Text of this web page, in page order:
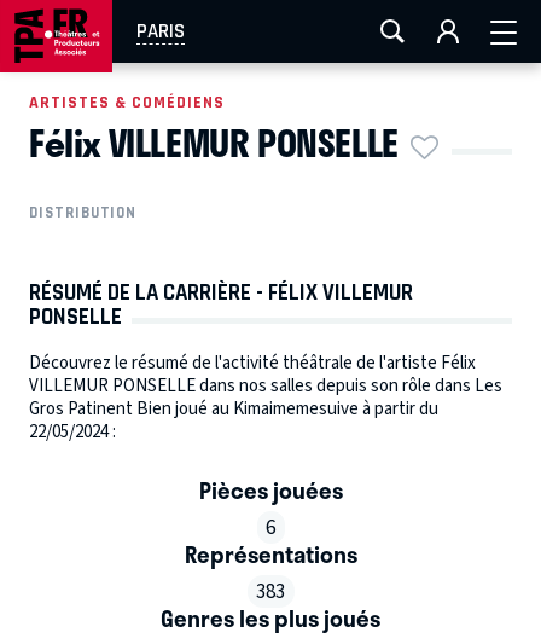
PARIS
AIX-MARSEILLE LA ROCHELLE
EN TOURNÉE
ARTISTES & COMÉDIENS
Félix VILLEMUR PONSELLE
DISTRIBUTION
RÉSUMÉ DE LA CARRIÈRE - FÉLIX VILLEMUR
PONSELLE
Découvrez le résumé de l'activité théâtrale de l'artiste Félix
VILLEMUR PONSELLE dans nos salles depuis son rôle dans Les
Gros Patinent Bien joué au Kimaimemesuive à partir du
22/05/2024 :
Pièces jouées
6
Représentations
383
Genres les plus joués